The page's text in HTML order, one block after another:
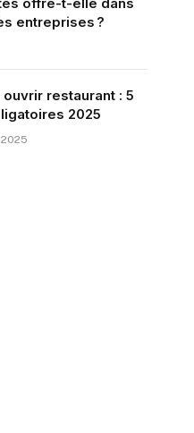
offre-t-elle dans
entreprises ?
restaurant : 5
2025